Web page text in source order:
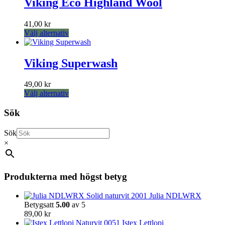
på
flera
olika
alternativen
väljas
på
41,00 kr
Välj alternativDen
här
flera
olika
produktsidan
Viking Superwash
49,00 kr
Välj alternativDen
flera
varianter.
kan
på
produktsidan
Sök
Sök
×
Produkterna med högst betyg
Julia NDLWRX
Betygsatt 5.00 av 5
89,00 kr
Istex Lettlopi